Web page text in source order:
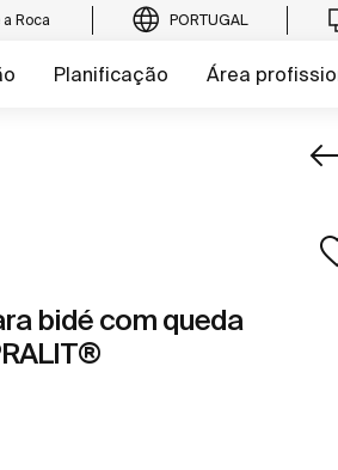
a Roca PORTUGAL
Planificação Área
bidé com queda